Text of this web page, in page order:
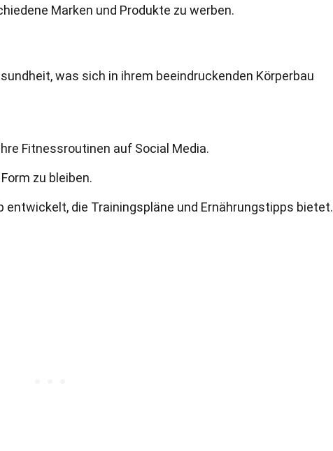
Marken und Produkte zu werben.
was sich in ihrem beeindruckenden Körperbau
Fitnessroutinen auf Social Media.
zu bleiben.
entwickelt, die Trainingspläne und Ernährungstipps bietet.